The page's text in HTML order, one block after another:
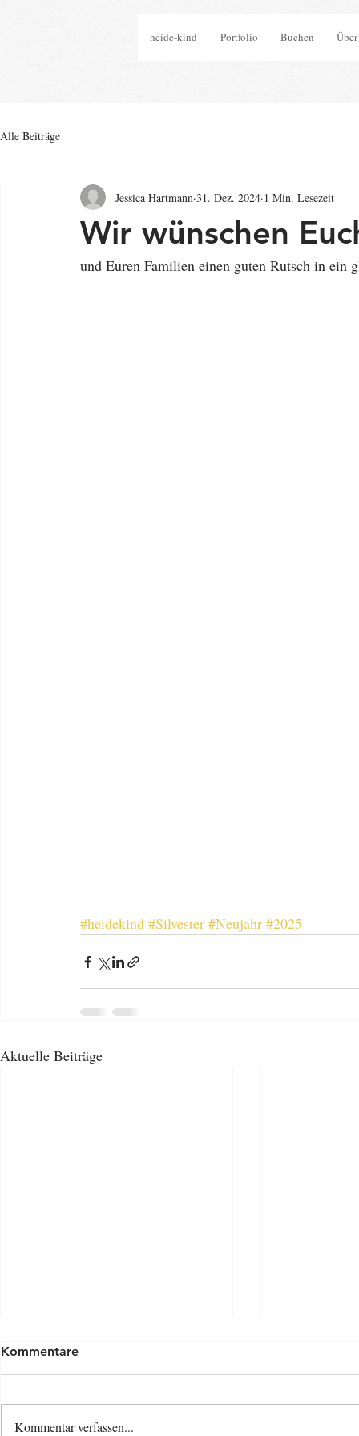
heide-kind Portfolio Buchen
Alle Beiträge
Wir wünschen
Jessica Hartmann 31. Dez. 2024 1 Min. Lesezeit
und Euren Familien einen guten Rutsch in ein
#heidekind #Silvester #Neujahr #2025
Aktuelle Beiträge
Kommentare
Kommentar verfassen...